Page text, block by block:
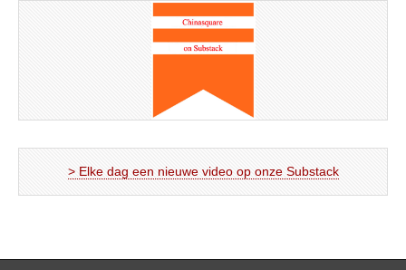
> Elke dag een nieuwe video op onze Substack